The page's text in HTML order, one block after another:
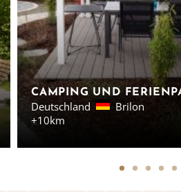
Deutschland
Brilon
+10km